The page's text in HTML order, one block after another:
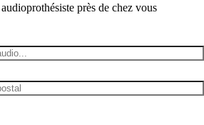
près de chez vous